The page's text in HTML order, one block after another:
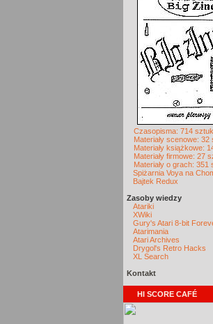
Czasopisma: 714 sztuk
Materiały scenowe: 32
Materiały książkowe:
Materiały firmowe: 27
Materiały o grach: 351
Spiżarnia Voya na
Bajtek Redux
Zasoby wiedzy
Atariki
XWiki
Gury's Atari 8-bit
Atarimania
Atari Archives
Drygol's Retro Hacks
XL Search
Kontakt
HI SCORE CAFÉ